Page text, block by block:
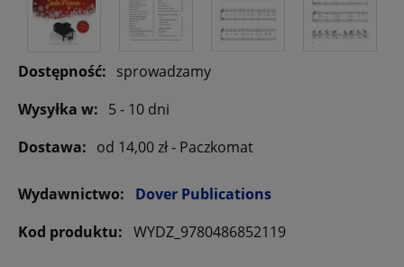
Dostępność: sprowadzamy
Wysyłka w: 5 - 10 dni
Dostawa: od 14,00 zł- Paczkomat
Wydawnictwo:
Dover Publications
Kod produktu: WYDZ_9780486852119